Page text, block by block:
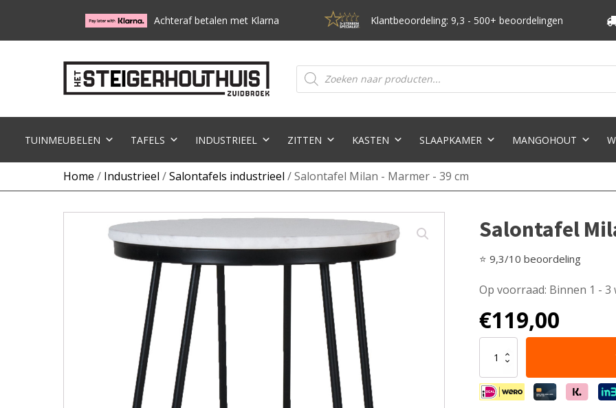
Achteraf betalen met Klarna Klantbeoordeling: 9,3 - 500+ beoordelingen
Producten
zoeken
TUINMEUBELEN TAFELS INDUSTRIEEL ZITTEN KASTEN SLAAPKAMER MANGOHOUT
Home / Industrieel /Salontafels industrieel / Salontafel Milan - Marmer - 39 cm
Salontafel
⭐ 9,3/10 beoordeling
Op voorraad: Binnen 1 -
€119,00
Milan
-
Marmer
-